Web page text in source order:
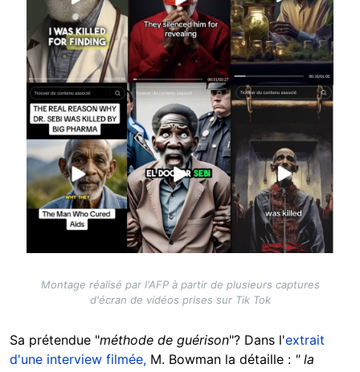
Montage réalisé par l'AFP à partir de plusieurs captures
d'écran de vidéos prises sur Tik Tok
Sa prétendue "méthode de guérison"? Dans l'extrait
d'une interview filmée, M. Bowman la détaille : " la